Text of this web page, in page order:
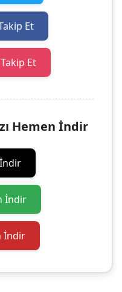
Et
Et
Hemen İndir
İndir
İndir